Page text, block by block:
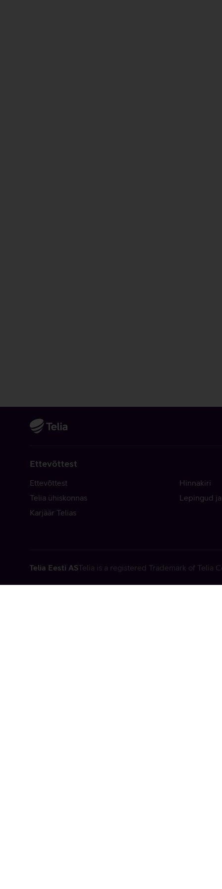
Ettevõttest
Ettevõttest
Telia ühiskonnas
Karjäär Telias
Hinnakiri
Lepingud
Telia Eesti ASTelia is a registered Trademark of Telia